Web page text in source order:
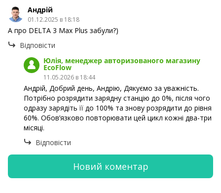
Андрій
01.12.2025 в 18:18
А про DELTA 3 Max Plus забули?)
Відповісти
Юлія, менеджер авторизованого магазину
EcoFlow
11.05.2026 в 18:44
Андрій, Добрий день, Андрію, Дякуємо за уважність.
Потрібно розрядити зарядну станцію до 0%, після чого
одразу зарядіть її до 100% та знову розрядити до рівня
60%. Обов’язково повторювати цей цикл кожні два-три
місяці.
Відповісти
Новий коментар